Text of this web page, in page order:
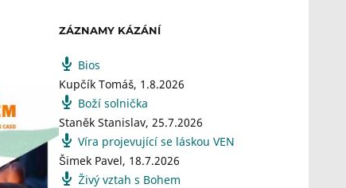
ZÁZNAMY KÁZÁNÍ
Bios
Kupčík Tomáš, 1.8.2026
Boží solnička
Staněk Stanislav,25.7.2026
Víra projevující se láskou VEN
Šimek Pavel, 18.7.2026
Živý vztah s Bohem